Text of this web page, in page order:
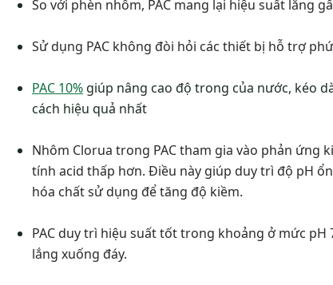
So với phèn nhôm, PAC mang lại hiệu suất lắng
Sử dụng PAC không đòi hỏi các thiết bị hỗ trợ
PAC 10% giúp nâng cao độ trong của nước, kéo
cách hiệu quả nhất
Nhôm Clorua trong PAC tham gia vào phản ứng
tính acid thấp hơn. Điều này giúp duy trì độ pH
hóa chất sử dụng để tăng độ kiềm.
PAC duy trì hiệu suất tốt trong khoảng ở mức pH
lắng xuống đáy.